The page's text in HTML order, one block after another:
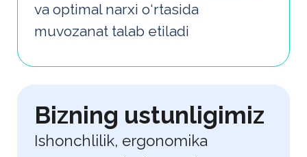
Biz bilan ishlash
orqali siz
quyidagilarni olasiz
Yashirin xarajatlarsiz ishonchli
yechimlar